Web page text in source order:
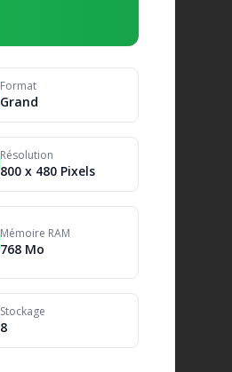
Format
Grand
Résolution
800 x 480 Pixels
Mémoire RAM
768 Mo
Stockage
8